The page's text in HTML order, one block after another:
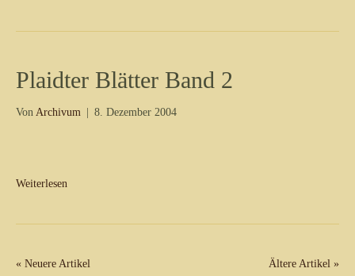
Plaidter Blätter Band 2
Von Archivum | 8. Dezember 2004
Weiterlesen
« Neuere Artikel Ältere Artikel »